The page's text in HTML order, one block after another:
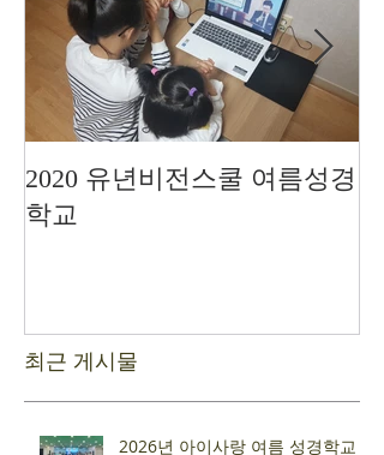
2020 유년비전스쿨 여름성경
학교
최근 게시물
2026년 아이사랑 여름 성경학교